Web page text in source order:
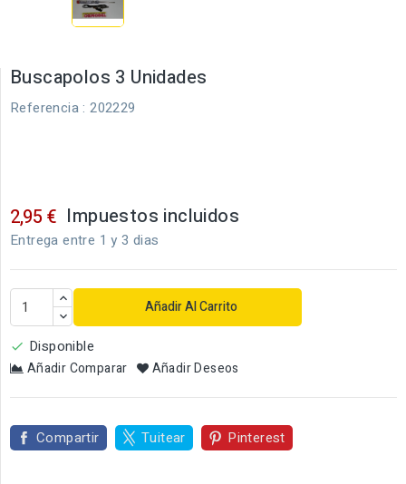
Buscapolos 3 Unidades
Referencia : 202229
2,95 € Impuestos incluidos
Entrega entre 1 y 3 dias
Añadir Al Carrito
 Disponible
Añadir Comparar Añadir Deseos
Compartir Tuitear Pinterest